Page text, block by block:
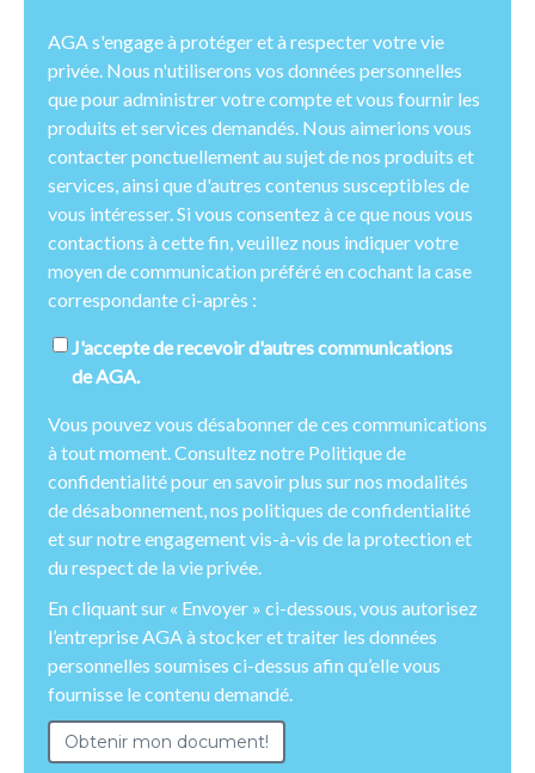
AGA s'engage à protéger et à respecter votre vie
privée. Nous n'utiliserons vos données personnelles
que pour administrer votre compte et vous fournir les
produits et services demandés. Nous aimerions vous
contacter ponctuellement au sujet de nos produits et
services, ainsi que d'autres contenus susceptibles de
vous intéresser. Si vous consentez à ce que nous vous
contactions à cette fin, veuillez nous indiquer votre
moyen de communication préféré en cochant la case
correspondante ci-après :
J'accepte de recevoir d'autres communications
de AGA.
Vous pouvez vous désabonner de ces communications
à tout moment. Consultez notre Politique de
confidentialité pour en savoir plus sur nos modalités
de désabonnement, nos politiques de confidentialité
et sur notre engagement vis-à-vis de la protection et
du respect de la vie privée.
En cliquant sur « Envoyer » ci-dessous, vous autorisez
l’entreprise AGA à stocker et traiter les données
personnelles soumises ci-dessus afin qu’elle vous
fournisse le contenu demandé.